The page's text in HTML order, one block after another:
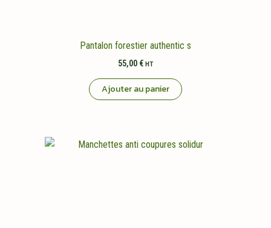
Pantalon forestier authentic s
55,00 € HT
Ajouter au panier